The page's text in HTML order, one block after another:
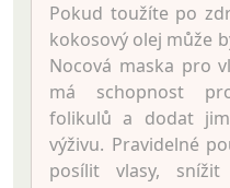
Pokud toužíte po
kokosový olej může
Nocová maska pro
má schopnost
folikulů a dodat
výživu. Pravidelné
posílit vlasy,